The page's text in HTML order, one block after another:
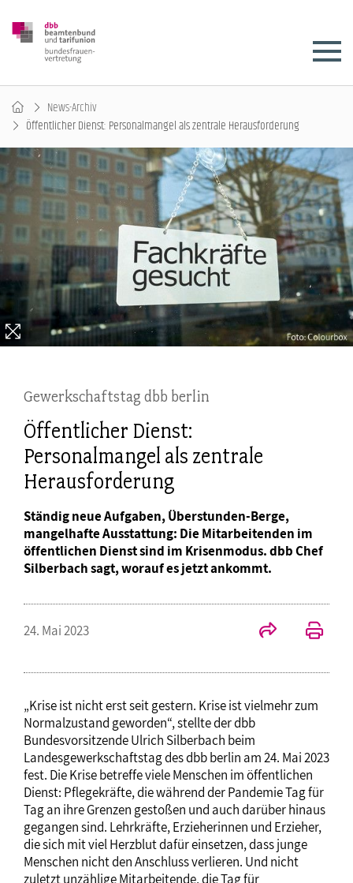
News-Archiv
Öffentlicher Dienst: Personalmangel als zentrale Herausforderung
Gewerkschaftstag dbb berlin
Öffentlicher Dienst:
Personalmangel als zentrale
Herausforderung
Ständig neue Aufgaben, Überstunden-Berge,
mangelhafte Ausstattung: Die Mitarbeitenden im
öffentlichen Dienst sind im Krisenmodus. dbb Chef
Silberbach sagt, worauf es jetzt ankommt.
24. Mai 2023
„Krise ist nicht erst seit gestern. Krise ist vielmehr zum
Normalzustand geworden“, stellte der dbb
Bundesvorsitzende Ulrich Silberbach beim
Landesgewerkschaftstag des dbb berlin am 24. Mai 2023
fest. Die Krise betreffe viele Menschen im öffentlichen
Dienst: Pflegekräfte, die während der Pandemie Tag für
Tag an ihre Grenzen gestoßen und auch darüber hinaus
gegangen sind. Lehrkräfte, Erzieherinnen und Erzieher,
die sich mit viel Herzblut dafür einsetzen, dass junge
Menschen nicht den Anschluss verlieren. Und nicht
zuletzt unzählige Mitarbeitende, die Tag für